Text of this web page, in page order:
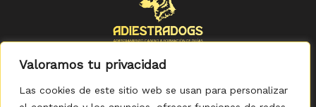
Valoramos tu privacidad
Las cookies de este sitio web se usan para personalizar